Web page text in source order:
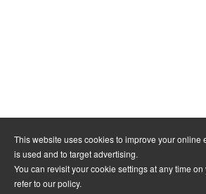
This website uses cookies to improve your
is used and to target advertising.
You can revisit your cookie settings at any time
refer to our policy.